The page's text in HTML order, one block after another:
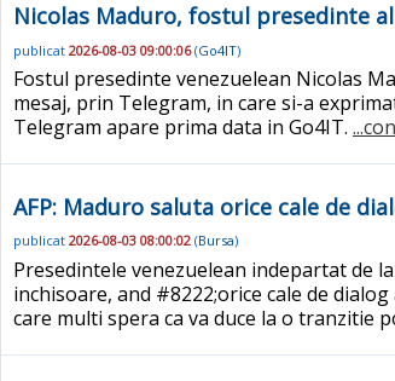
Nicolas Maduro, fostul presedinte
publicat 2026-08-03 09:00:06(Go4IT)
Fostul presedinte venezuelean Nicolas
mesaj, prin Telegram, in care si-a
Telegram apare prima data in Go4IT.
AFP: Maduro saluta orice cale de
publicat 2026-08-03 08:00:02 (Bursa)
Presedintele venezuelean indepartat de
inchisoare, and #8222;orice cale de
care multi spera ca va duce la o tranzitie